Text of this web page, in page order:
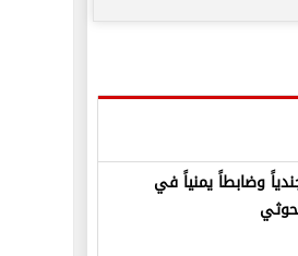
مقتل 17 جندياً وضابطاً يمنياً في